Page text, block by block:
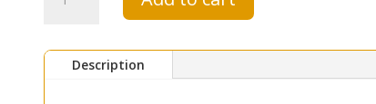
baka
Description